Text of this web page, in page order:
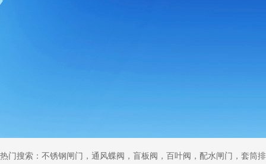
热门搜索：不锈钢闸门，通风蝶阀，盲板阀，百叶阀，配水闸门，套筒